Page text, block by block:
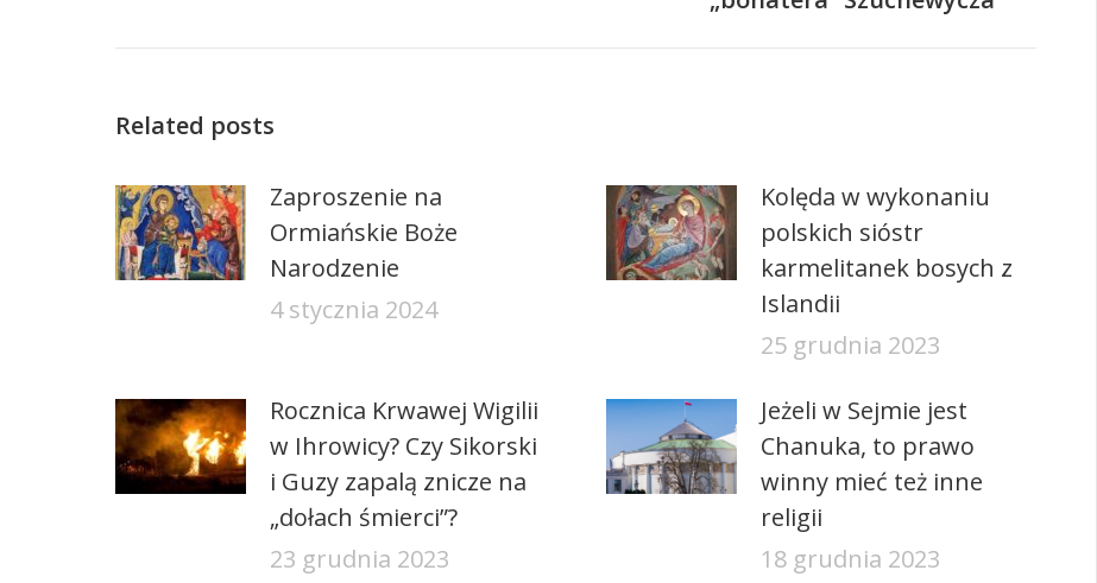
Related posts
Zaproszenie na
Ormiańskie Boże
Narodzenie
4 stycznia 2024
Kolęda w wykonaniu
polskich sióstr
karmelitanek bosych z
Islandii
25 grudnia 2023
Rocznica Krwawej Wigilii
w Ihrowicy? Czy Sikorski
i Guzy zapalą znicze na
„dołach śmierci”?
23 grudnia 2023
Jeżeli w Sejmie jest
Chanuka, to prawo
winny mieć też inne
religii
18 grudnia 2023